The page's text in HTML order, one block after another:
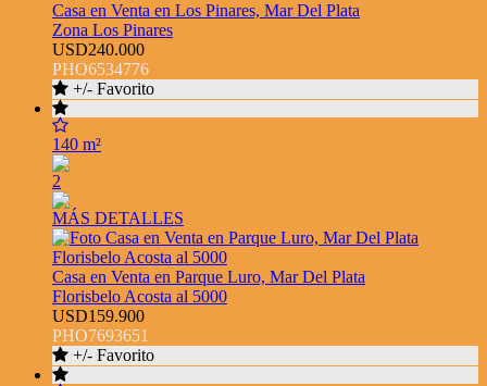
Casa en Venta en Los Pinares, Mar Del Plata
Zona Los Pinares
USD240.000
PHO6534776
+/- Favorito
140 m²
2
MÁS DETALLES
Casa en Venta en Parque Luro, Mar Del Plata
Florisbelo Acosta al 5000
USD159.900
PHO7693651
+/- Favorito